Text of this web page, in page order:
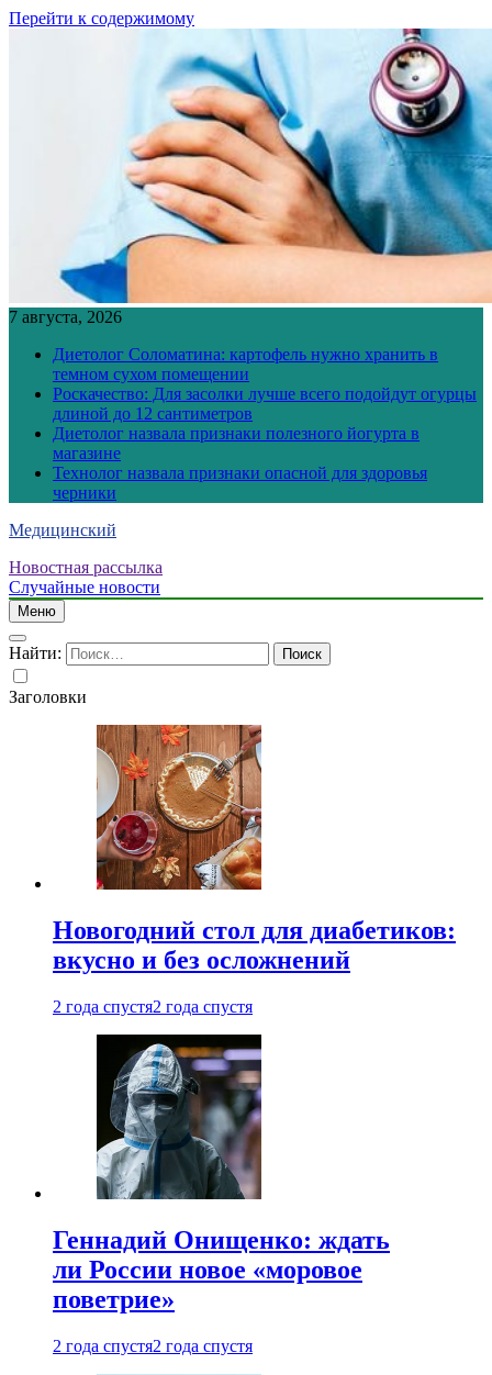
Перейти к содержимому
7 августа, 2026
Диетолог Соломатина: картофель нужно хранить в
темном сухом помещении
Роскачество: Для засолки лучше всего подойдут огурцы
длиной до 12 сантиметров
Диетолог назвала признаки полезного йогурта в
магазине
Технолог назвала признаки опасной для здоровья
черники
Медицинский
Новостная рассылка
Случайные новости
Меню
Найти:
Заголовки
Новогодний стол для диабетиков:
вкусно и без осложнений
2 года спустя2 года спустя
Геннадий Онищенко: ждать
ли России новое «моровое
поветрие»
2 года спустя2 года спустя